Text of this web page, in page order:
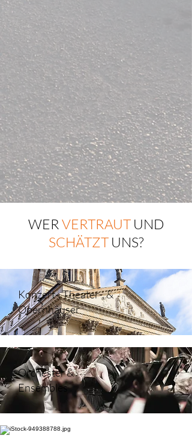
WER VERTRAUT UND
SCHÄTZT UNS?
Konzert-, Theater-, &
Opernhäuser
Orchester &
Ensembles